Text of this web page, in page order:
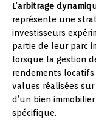
L’arbitrage
représente une
investisseurs
partie de leur parc
lorsque la gestion
rendements
values réalisées
d’un bien
spécifique.